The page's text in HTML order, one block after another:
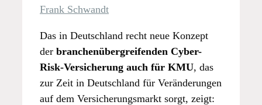
Frank Schwandt
Das in Deutschland recht neue Konzept
der branchenübergreifenden Cyber-
Risk-Versicherung auch für KMU, das
zur Zeit in Deutschland für Veränderungen
auf dem Versicherungsmarkt sorgt, zeigt: